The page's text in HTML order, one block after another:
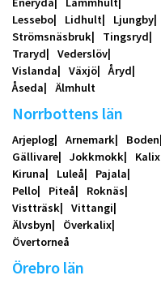
Lessebo
Lidhult
Ljungby
Strömsnäsbruk
Tingsryd
Traryd
Vederslöv
Vislanda
Växjö
Åryd
Åseda
Älmhult
Norrbottens län
Arjeplog Arnemark
Boden
Gällivare
Jokkmokk
Kalix
Kiruna
Luleå
Pajala
Pello
Piteå
Roknäs
Vistträsk
Vittangi
Älvsbyn
Överkalix
Övertorneå
Örebro län